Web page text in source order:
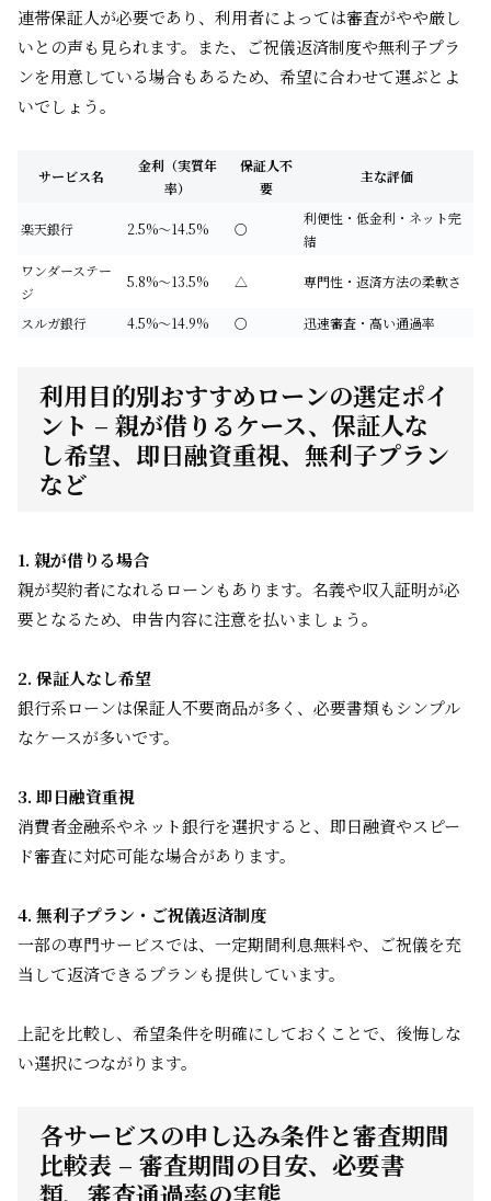
連帯保証人が必要であり、利用者によっては審査がやや厳し
いとの声も見られます。また、ご祝儀返済制度や無利子プラ
ンを用意している場合もあるため、希望に合わせて選ぶとよ
いでしょう。
サービス名
金利（実質年
率）
保証人不
要
主な評価
楽天銀行 2.5%～14.5% 〇
利便性・低金利・ネット完
結
ワンダーステー
ジ
5.8%～13.5% △ 専門性・返済方法の柔軟さ
スルガ銀行 4.5%～14.9% 〇 迅速審査・高い通過率
利用目的別おすすめローンの選定ポイ
ント – 親が借りるケース、保証人な
し希望、即日融資重視、無利子プラン
など
1. 親が借りる場合
親が契約者になれるローンもあります。名義や収入証明が必
要となるため、申告内容に注意を払いましょう。
2. 保証人なし希望
銀行系ローンは保証人不要商品が多く、必要書類もシンプル
なケースが多いです。
3. 即日融資重視
消費者金融系やネット銀行を選択すると、即日融資やスピー
ド審査に対応可能な場合があります。
4. 無利子プラン・ご祝儀返済制度
一部の専門サービスでは、一定期間利息無料や、ご祝儀を充
当して返済できるプランも提供しています。
上記を比較し、希望条件を明確にしておくことで、後悔しな
い選択につながります。
各サービスの申し込み条件と審査期間
比較表 – 審査期間の目安、必要書
類、審査通過率の実態